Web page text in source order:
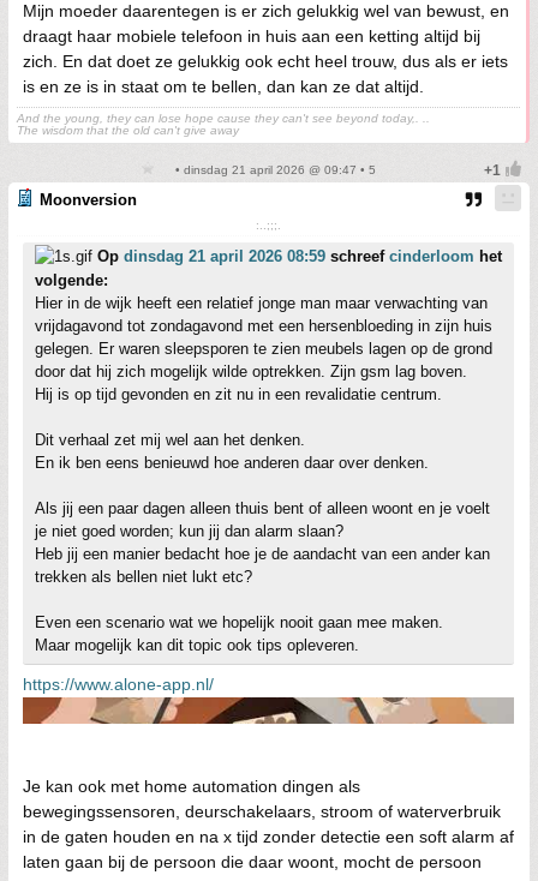
Mijn moeder daarentegen is er zich gelukkig wel van bewust, en
draagt haar mobiele telefoon in huis aan een ketting altijd bij
zich. En dat doet ze gelukkig ook echt heel trouw, dus als er iets
is en ze is in staat om te bellen, dan kan ze dat altijd.
And the young, they can lose hope cause they can't see beyond today,. ..
The wisdom that the old can't give away
• dinsdag 21 april 2026 @ 09:47 • 5
Moonversion
:..;;;.
Op dinsdag 21 april 2026 08:59 schreef cinderloom het
volgende:
Hier in de wijk heeft een relatief jonge man maar verwachting van
vrijdagavond tot zondagavond met een hersenbloeding in zijn huis
gelegen. Er waren sleepsporen te zien meubels lagen op de grond
door dat hij zich mogelijk wilde optrekken. Zijn gsm lag boven.
Hij is op tijd gevonden en zit nu in een revalidatie centrum.
Dit verhaal zet mij wel aan het denken.
En ik ben eens benieuwd hoe anderen daar over denken.
Als jij een paar dagen alleen thuis bent of alleen woont en je voelt
je niet goed worden; kun jij dan alarm slaan?
Heb jij een manier bedacht hoe je de aandacht van een ander kan
trekken als bellen niet lukt etc?
Even een scenario wat we hopelijk nooit gaan mee maken.
Maar mogelijk kan dit topic ook tips opleveren.
https://www.alone-app.nl/
Je kan ook met home automation dingen als
bewegingssensoren, deurschakelaars, stroom of waterverbruik
in de gaten houden en na x tijd zonder detectie een soft alarm af
laten gaan bij de persoon die daar woont, mocht de persoon